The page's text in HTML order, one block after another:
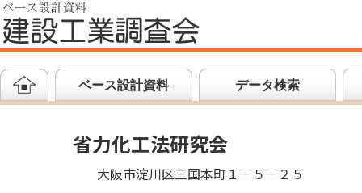
ベース設計資料 データ検索
省力化工法研究会
大阪市淀川区三国本町１－５－２５